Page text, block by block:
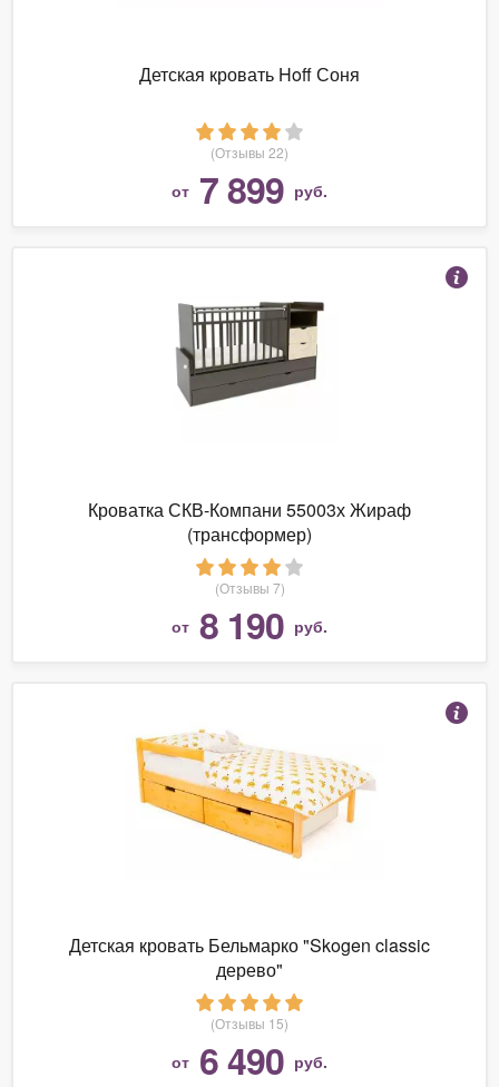
Детская кровать Hoff Соня
(Отзывы 22)
от 7 899 руб.
Кроватка СКВ-Компани 55003х Жираф
(трансформер)
(Отзывы 7)
от 8 190 руб.
Детская кровать Бельмарко "Skogen classic
дерево"
(Отзывы 15)
от 6 490 руб.